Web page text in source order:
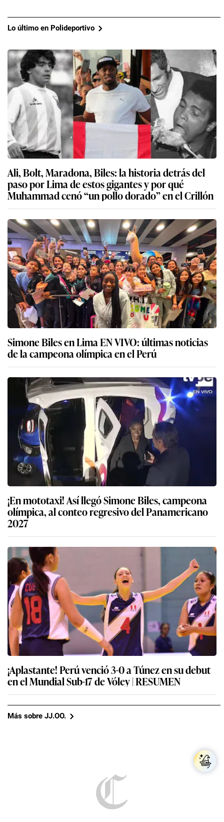
Lo último en Polideportivo
Ali, Bolt, Maradona, Biles: la historia detrás del
paso por Lima de estos gigantes y por qué
Muhammad cenó “un pollo dorado” en el Crillón
Simone Biles en Lima EN VIVO: últimas noticias
de la campeona olímpica en el Perú
¡En mototaxi! Así llegó Simone Biles, campeona
olímpica, al conteo regresivo del Panamericano
2027
¡Aplastante! Perú venció 3-0 a Túnez en su debut
en el Mundial Sub-17 de Vóley | RESUMEN
Más sobre JJ.OO.